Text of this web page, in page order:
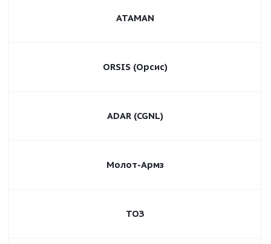
ATAMAN
ORSIS (Орсис)
ADAR (CGNL)
Молот-Армз
ТОЗ